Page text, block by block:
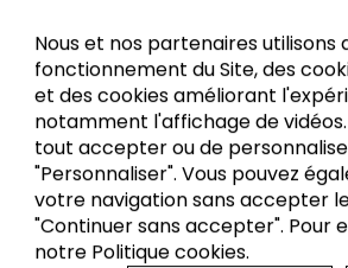
LOCAL
BAS-
Nous et nos partenaires utilisons
fonctionnement du Site, des
et des cookies améliorant
notamment l'affichage de
tout accepter ou de
"Personnaliser". Vous pouvez
votre navigation sans accepter
"Continuer sans accepter". Pour
notre Politique cookies.